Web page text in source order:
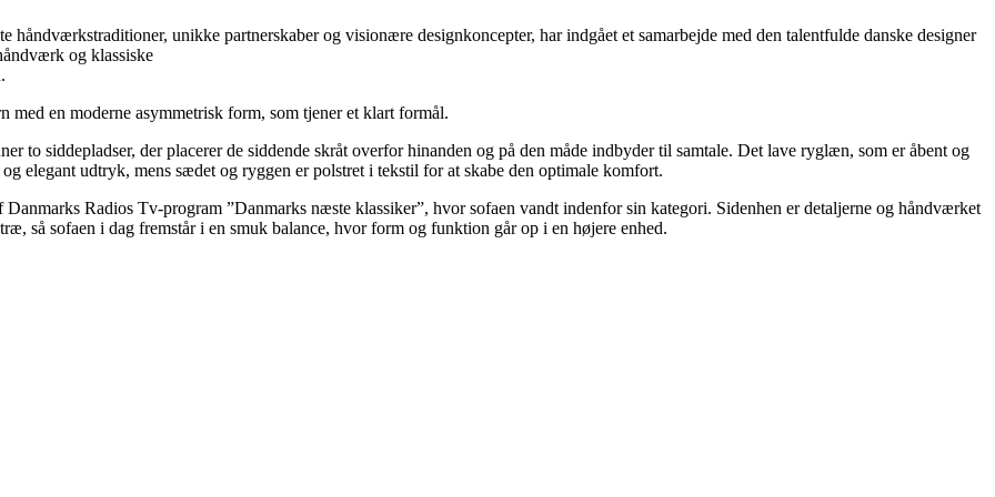
unikke partnerskaber og visionære designkoncepter, har indgået et samarbejde med den talentfulde danske designer
og klassiske
en moderne asymmetrisk form, som tjener et klart formål.
to siddepladser, der placerer de siddende skråt overfor hinanden og på den måde indbyder til samtale. Det lave ryglæn, som er åbent og
elegant udtryk, mens sædet og ryggen er polstret i tekstil for at skabe den optimale komfort.
Radios Tv-program ”Danmarks næste klassiker”, hvor sofaen vandt indenfor sin kategori. Sidenhen er detaljerne og håndværket
så sofaen i dag fremstår i en smuk balance, hvor form og funktion går op i en højere enhed.